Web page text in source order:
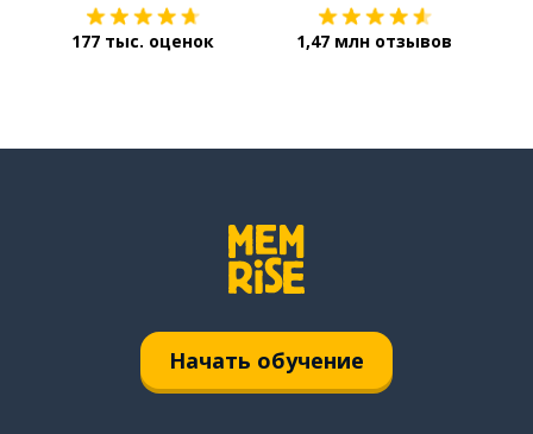
177 тыс. оценок 1,47 млн отзывов
Начать обучение